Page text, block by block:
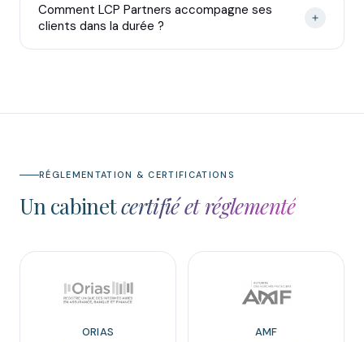
Comment LCP Partners accompagne ses
clients dans la durée ?
RÉGLEMENTATION & CERTIFICATIONS
Un cabinetcertifié et réglementé
ORIAS AMF